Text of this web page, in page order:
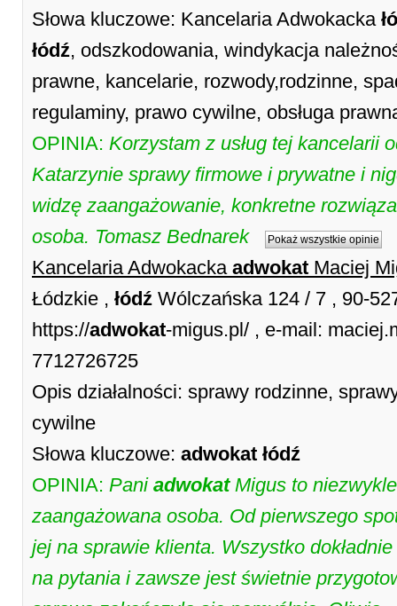
Słowa kluczowe: Kancelaria Adwokacka
łódź, odszkodowania, windykacja
prawne, kancelarie, rozwody,rodzinne,
regulaminy, prawo cywilne, obsługa
OPINIA: Korzystam z usług tej kancelarii
Katarzynie sprawy firmowe i prywatne i
widzę zaangażowanie, konkretne
osoba. Tomasz Bednarek
Pokaż wszystkie opinie
Kancelaria Adwokacka adwokat Maciej
Łódzkie , łódź Wólczańska 124 / 7 , 90-
https://adwokat-migus.pl/ , e-mail:
7712726725
Opis działalności: sprawy rodzinne,
cywilne
Słowa kluczowe: adwokat łódź
OPINIA: Pani adwokatMigus to
zaangażowana osoba. Od pierwszego
jej na sprawie klienta. Wszystko
na pytania i zawsze jest świetnie